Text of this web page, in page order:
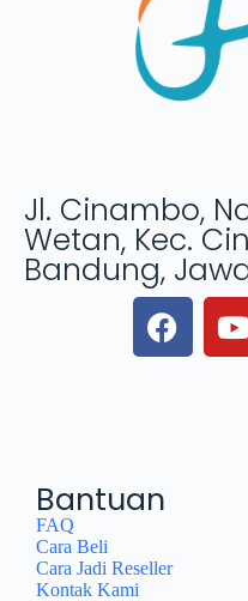
Jl. Cinambo,
Wetan, Kec.
Bandung,
Bantuan
FAQ
Cara Beli
Cara Jadi Reseller
Kontak Kami